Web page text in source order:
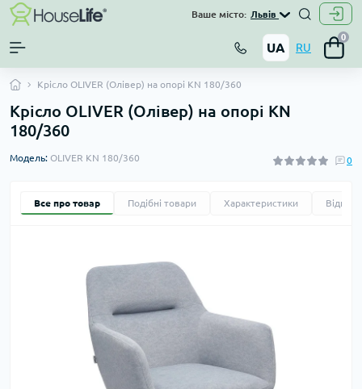
Ваше місто: Львів
UA RU
0
Крісло OLIVER (Олівер) на опорі KN 180/360
Крісло OLIVER (Олівер) на опорі KN
180/360
Модель: OLIVER KN 180/360 0
Все про товар Подібні товари Характеристики Відгуки